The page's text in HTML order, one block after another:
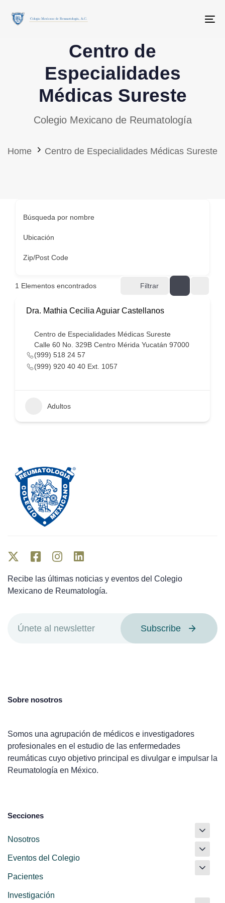
links
Centro de
Especialidades
Médicas Sureste
Colegio Mexicano de Reumatología
Home Centro de Especialidades Médicas Sureste
Búsqueda por nombre
Ubicación
Zip/Post Code
1 Elementos encontrados Filtrar
Dra. Mathia Cecilia Aguiar Castellanos
Centro de Especialidades Médicas Sureste
Calle 60 No. 329B Centro Mérida Yucatán 97000
(999) 518 24 57
(999) 920 40 40 Ext. 1057
Adultos
Recibe las últimas noticias y eventos del Colegio
Mexicano de Reumatología.
Subscribe
Sobre nosotros
Somos una agrupación de médicos e investigadores
profesionales en el estudio de las enfermedades
reumáticas cuyo objetivo principal es divulgar e impulsar la
Reumatología en México.
Secciones
Nosotros
Eventos del Colegio
Pacientes
Investigación